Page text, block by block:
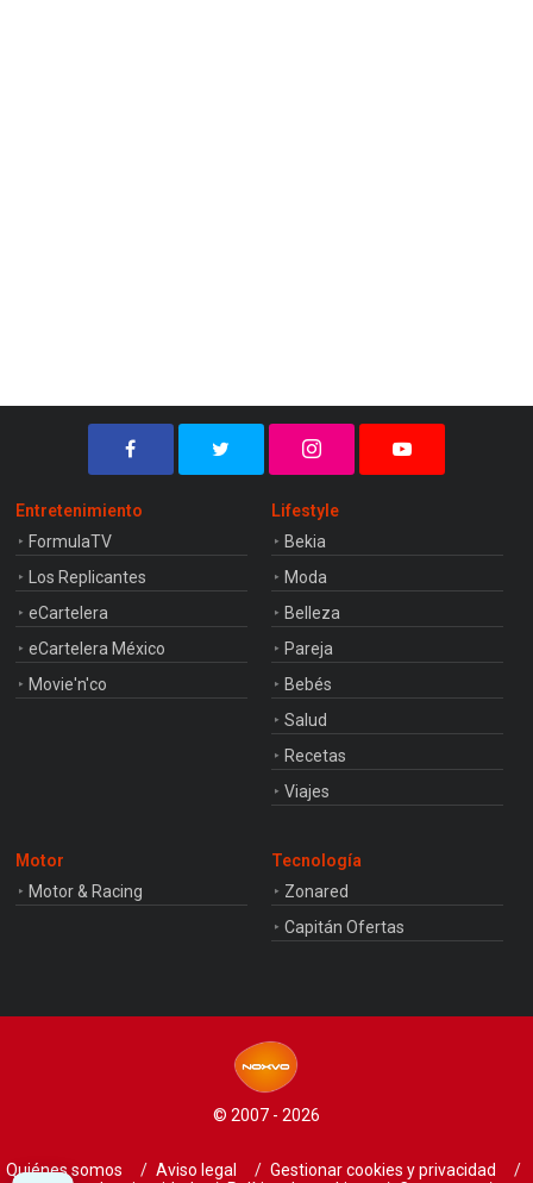
Entretenimiento
FormulaTV
Los Replicantes
eCartelera
eCartelera México
Movie'n'co
Lifestyle
Bekia
Moda
Belleza
Pareja
Bebés
Salud
Recetas
Viajes
Motor
Motor & Racing
Tecnología
Zonared
Capitán Ofertas
© 2007 - 2026
Quiénes somos Aviso legal
Gestionar cookies y privacidad